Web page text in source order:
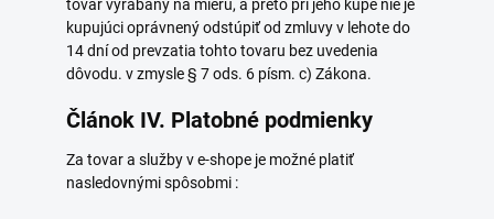
tovar vyrábaný na mieru, a preto pri jeho kúpe nie je
kupujúci oprávnený odstúpiť od zmluvy v lehote do
14 dní od prevzatia tohto tovaru bez uvedenia
dôvodu. v zmysle § 7 ods. 6 písm. c) Zákona.
Článok IV. Platobné podmienky
Za tovar a služby v e-shope je možné platiť
nasledovnými spôsobmi :